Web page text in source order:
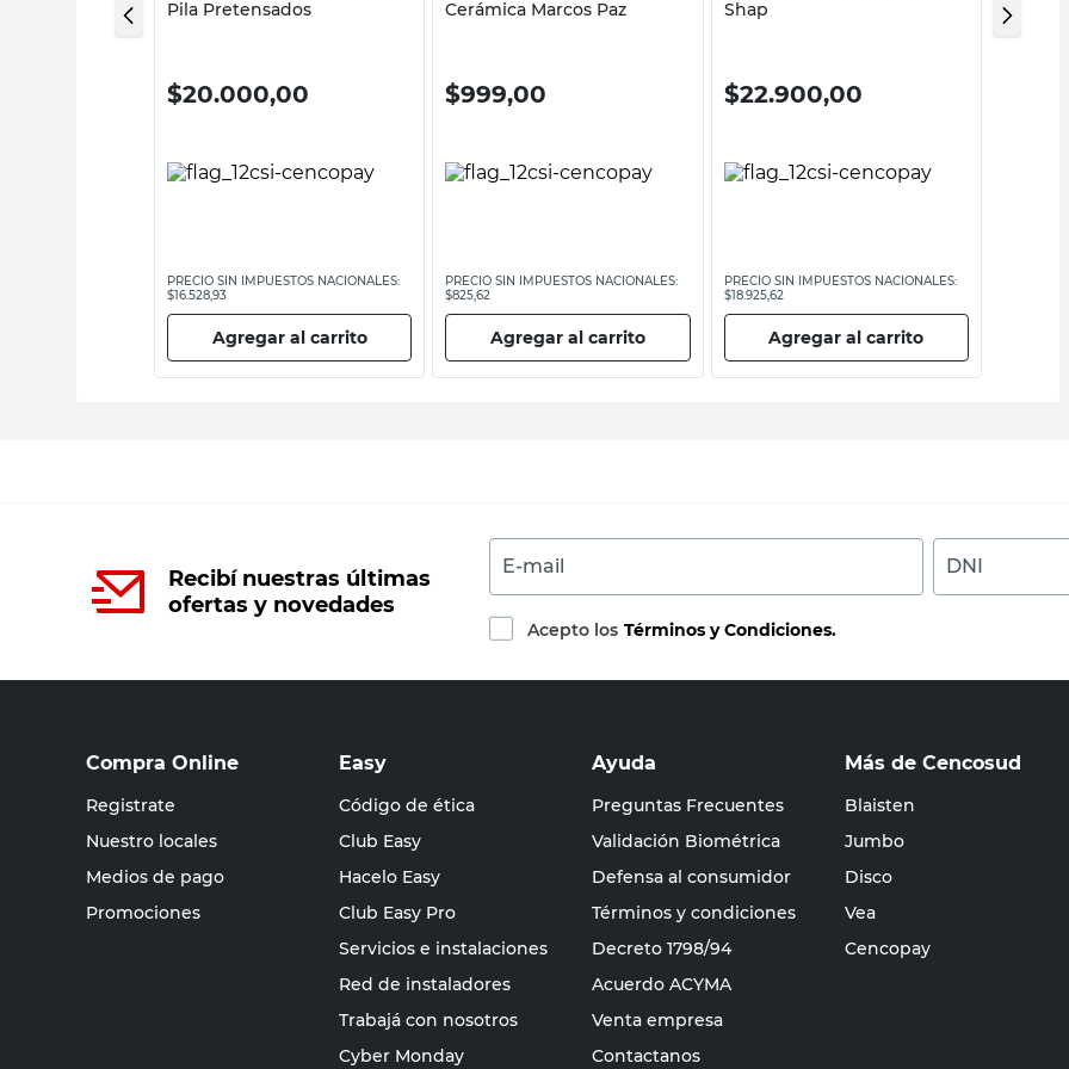
Pila Pretensados
$20.000,00
PRECIO SIN IMPUESTOS NACIONALES:
$16.528,93
Agregar al carrito
Cerámica Marcos Paz
$999,00
PRECIO SIN IMPUESTOS NACIONALES:
$825,62
Agregar al carrito
Shap
$22.900,00
PRECIO SIN IMPUESTOS NACIONALES:
$18.925,62
Agregar al carrito
Retak
Recibí nuestras últimas
ofertas y novedades
E-mail DNI
Acepto los Términos y Condiciones.
Compra Online
Registrate
Nuestro locales
Medios de pago
Promociones
Easy
Código de ética
Club Easy
Hacelo Easy
Club Easy Pro
Servicios e instalaciones
Red de instaladores
Trabajá con nosotros
Cyber Monday
Ayuda
Preguntas Frecuentes
Validación Biométrica
Defensa al consumidor
Términos y condiciones
Decreto 1798/94
Acuerdo ACYMA
Venta empresa
Contactanos
Más de Cencosud
Blaisten
Jumbo
Disco
Vea
Cencopay